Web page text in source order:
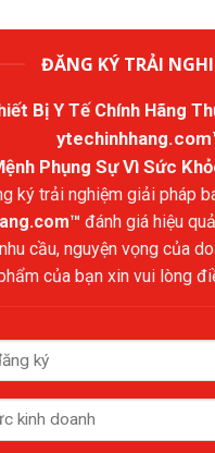
ĐĂNG KÝ TRẢI
Bị Y Tế Chính Hãng
Phụng Sự Vì Sức
ký trải nghiệm giải pháp
đánh giá hiệu
cầu, nguyện vọng của
của bạn xin vui lòng